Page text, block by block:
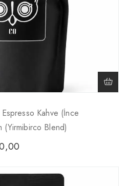
Kahve (İnce
Blend)